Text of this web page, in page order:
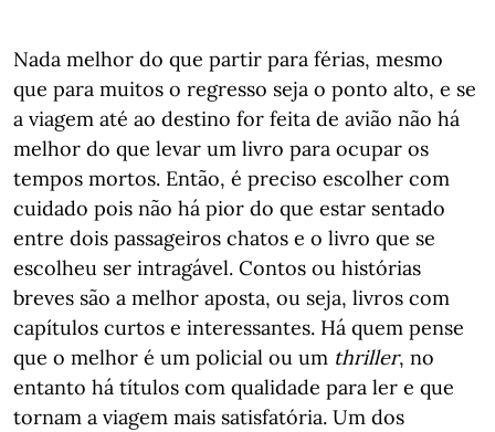
Nada melhor do que partir para férias, mesmo
que para muitos o regresso seja o ponto alto, e se
a viagem até ao destino for feita de avião não há
melhor do que levar um livro para ocupar os
tempos mortos. Então, é preciso escolher com
cuidado pois não há pior do que estar sentado
entre dois passageiros chatos e o livro que se
escolheu ser intragável. Contos ou histórias
breves são a melhor aposta, ou seja, livros com
capítulos curtos e interessantes. Há quem pense
que o melhor é um policial ou um thriller, no
entanto há títulos com qualidade para ler e que
tornam a viagem mais satisfatória. Um dos